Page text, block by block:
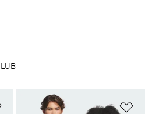
Adicionar à Lista de Desejos